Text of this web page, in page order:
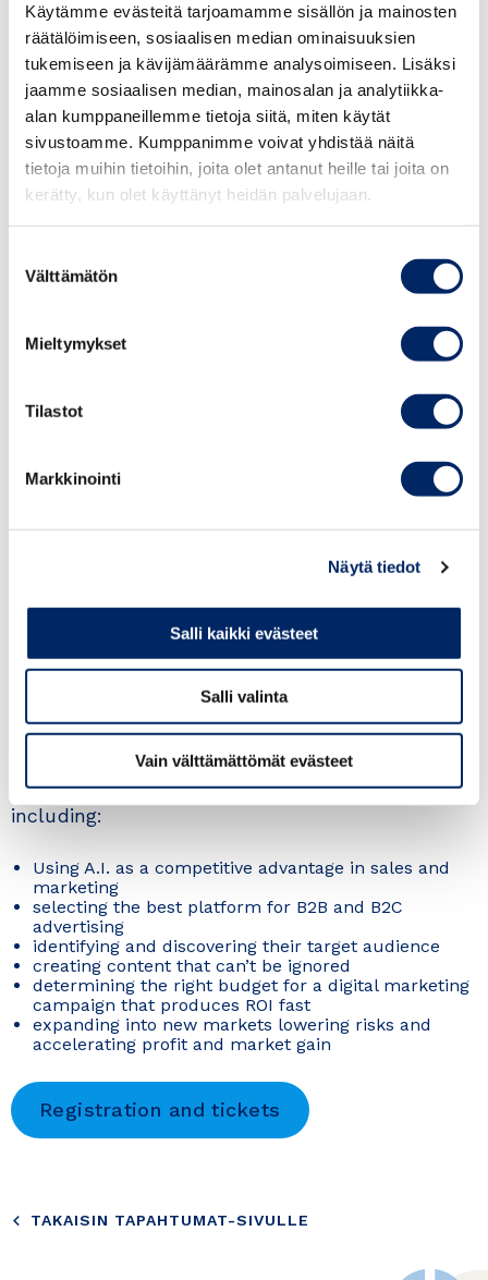
Käytämme evästeitä tarjoamamme sisällön ja mainosten
räätälöimiseen, sosiaalisen median ominaisuuksien
tukemiseen ja kävijämäärämme analysoimiseen. Lisäksi
jaamme sosiaalisen median, mainosalan ja analytiikka-
alan kumppaneillemme tietoja siitä, miten käytät
sivustoamme. Kumppanimme voivat yhdistää näitä
tietoja muihin tietoihin, joita olet antanut heille tai joita on
kerätty, kun olet käyttänyt heidän palvelujaan.
valinta
Välttämätön
Mieltymykset
Tilastot
Markkinointi
Näytä tiedot
Salli kaikki evästeet
Salli valinta
Vain välttämättömät evästeet
This breakfast seminar offers an exclusive
opportunity to gain valuable insights into the
latest developments and emerging trends in
Simone Zanetti, a seasoned Sales & Marketing
3 continents, will be sharing his knowledge and
expertise in this seminar.
The seminar will commence at 7:30 am, with a
light welcome breakfast, and conclude at 10:30
am with a networking coffee session.
Attendees will learn about various topics,
including:
Using A.I. as a competitive advantage in sales and
marketing
selecting the best platform for B2B and B2C
advertising
identifying and discovering their target audience
creating content that can’t be ignored
determining the right budget for a digital marketing
campaign that produces ROI fast
expanding into new markets lowering risks and
accelerating profit and market gain
Registration and tickets
TAKAISIN TAPAHTUMAT-SIVULLE